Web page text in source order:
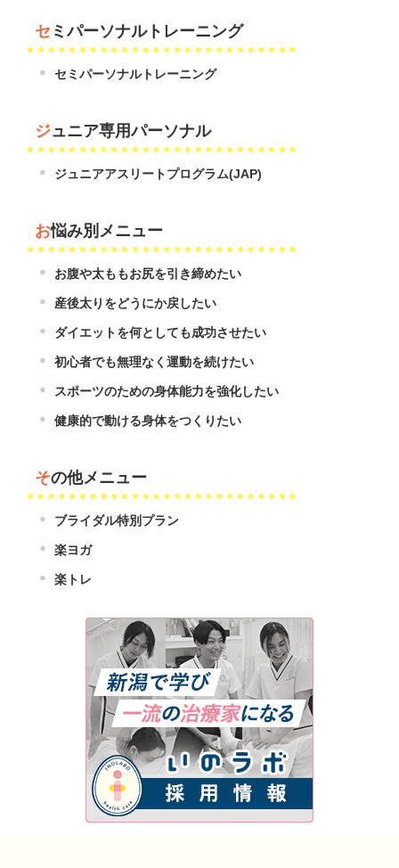
セミパーソナルトレーニング
セミパーソナルトレーニング
ジュニア専用パーソナル
ジュニアアスリートプログラム(JAP)
お悩み別メニュー
お腹や太ももお尻を引き締めたい
産後太りをどうにか戻したい
ダイエットを何としても成功させたい
初心者でも無理なく運動を続けたい
スポーツのための身体能力を強化したい
健康的で動ける身体をつくりたい
その他メニュー
ブライダル特別プラン
楽ヨガ
楽トレ